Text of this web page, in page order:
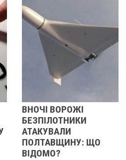
ВНОЧІ ВОРОЖІ
БЕЗПІЛОТНИКИ
АТАКУВАЛИ
ПОЛТАВЩИНУ: ЩО
ВІДОМО?